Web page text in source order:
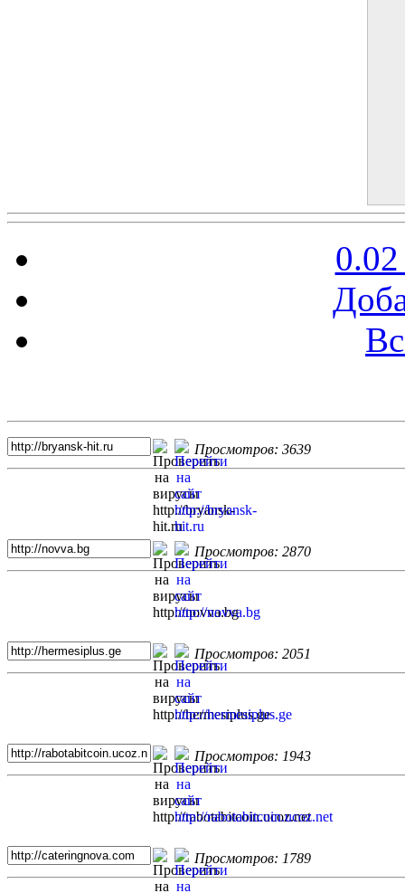
Просмотров: 3639
Просмотров: 2870
Просмотров: 2051
Просмотров: 1943
Просмотров: 1789